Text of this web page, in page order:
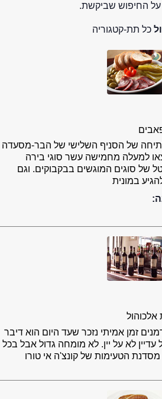
על החיפוש שביקשת.
כל תת-קטגוריה
של הסניף השלישי של הבר-מסעדה
למעלה מחמישה עשר סוגי בירה
של סוגים המוגשים בבקבוקים. וגם
במונית
אלכוהול
זמן אמיתי נזכר שעד היום הוא דיבר
עדיין לא על יין. לא מומחה גדול אבל בכל
הטעימות של קונצ'ה אי טורו